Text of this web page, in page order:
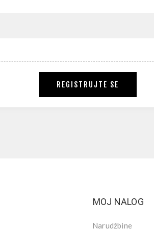
REGISTRUJTE SE
MOJ NALOG
Narudžbine